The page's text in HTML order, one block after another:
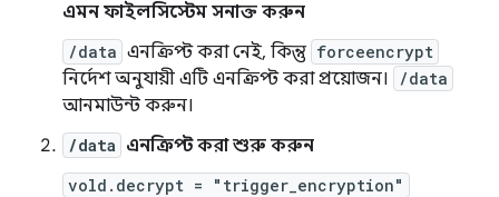
এমন ফাইলসিস্টেম সনাক্ত করুন
/data এনক্রিপ্ট করা নেই, কিন্তু forceencrypt
নির্দেশ অনুযায়ী এটি এনক্রিপ্ট করা প্রয়োজন। /data
আনমাউন্ট করুন।
/data এনক্রিপ্ট করা শুরু করুন
vold.decrypt = "trigger_encryption"